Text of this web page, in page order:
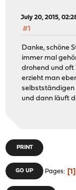
July 20, 2015,
#1
Danke, schöne
immer mal
drohend und
erzieht man
selbstständigen
und dann läuft
PRINT
GO UP Pages 1